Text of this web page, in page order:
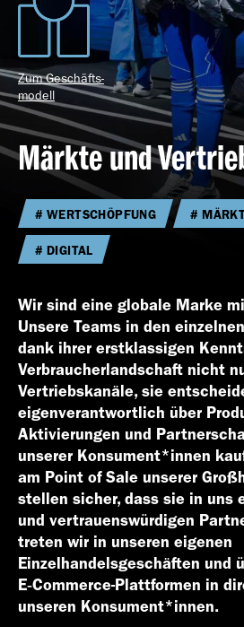
Geschäfts­bericht
2023
Geschäfts­bericht
2022
Geschäfts­bericht
2021
Geschäfts­bericht
2020
Zum Geschäfts­
modell
Märkte und
WERTSCHÖPFUNG
DIGITAL
Wir sind eine globale Marke
Unsere Teams in den
dank ihrer erstklassigen
Verbraucherlandschaft nicht
Vertriebskanäle, sie
eigenverantwortlich über
Aktivierungen und
unserer Konsument*innen
am Point of Sale unserer
stellen sicher, dass sie in uns
und vertrauenswürdigen
treten wir in unseren eigenen
Einzelhandelsgeschäften und
E‑Commerce-Plattformen in
unseren Konsument*innen.